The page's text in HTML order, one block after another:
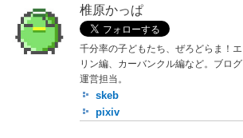
椎原かっぱ
千分率の子どもたち、ぜろどらま！エ
リン編、カーバンクル編など。ブログ
運営担当。
skeb
pixiv